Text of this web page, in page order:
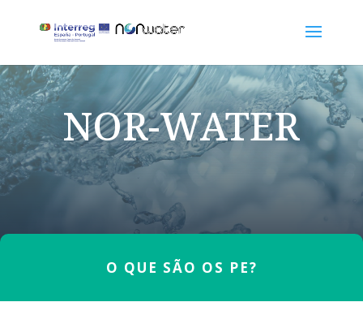
NOR-WATER
O QUE SÃO OS PE?